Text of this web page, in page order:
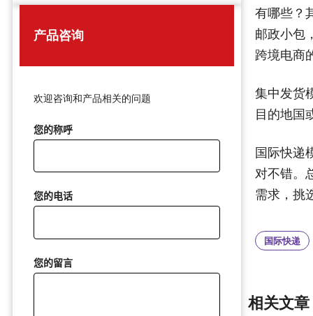
产品咨询
欢迎咨询和产品相关的问题
您的称呼
您的电话
您的留言
有哪些？
邮政小包
跨境电商
集中发货
目的地国
国际快递
对不错。
需求，挑
国际快递
相关文章